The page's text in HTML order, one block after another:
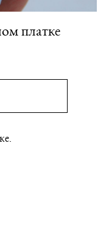
платке